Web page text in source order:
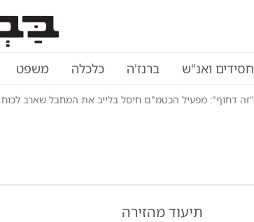
חסידים ואנ"ש ברנז'ה כלכלה משפט
"זה דחוף": מפעיל הכטמ"ם חיסל בלייב את המחבל שארב
תיעוד מהזירה